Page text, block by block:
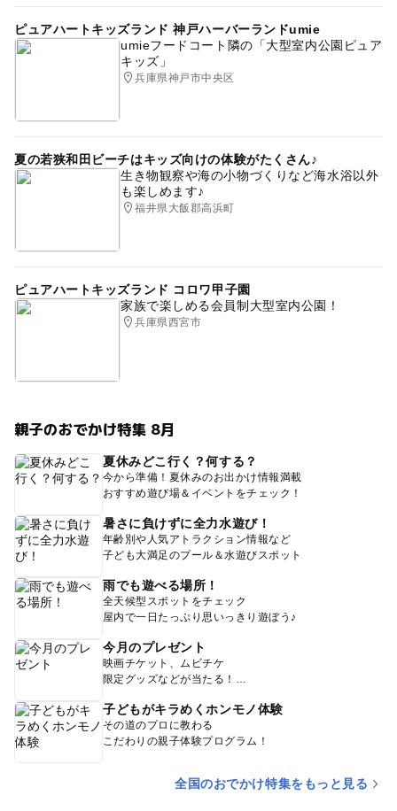
ピュアハートキッズランド 神戸ハーバーランドumie
umieフードコート隣の「大型室内公園ピュア
キッズ」
兵庫県神戸市中央区
夏の若狭和田ビーチはキッズ向けの体験がたくさん♪
生き物観察や海の小物づくりなど海水浴以外
も楽しめます♪
福井県大飯郡高浜町
ピュアハートキッズランド コロワ甲子園
家族で楽しめる会員制大型室内公園！
兵庫県西宮市
親子のおでかけ特集 8月
夏休みどこ行く？何する？
今から準備！夏休みのお出かけ情報満載
おすすめ遊び場＆イベントをチェック！
暑さに負けずに全力水遊び！
年齢別や人気アトラクション情報など
子ども大満足のプール＆水遊びスポット
雨でも遊べる場所！
全天候型スポットをチェック
屋内で一日たっぷり思いっきり遊ぼう♪
今月のプレゼント
映画チケット、ムビチケ
限定グッズなどが当たる！
子どもがキラめくホンモノ体験
その道のプロに教わる
こだわりの親子体験プログラム！
全国のおでかけ特集をもっと見る